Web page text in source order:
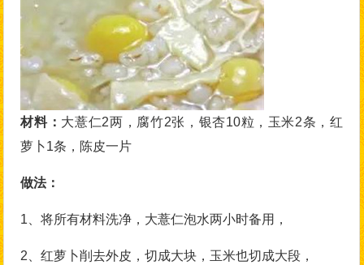
材料： 大薏仁2两，腐竹2张，银杏10粒，玉米2条，红
萝卜1条，陈皮一片
做法：
1、将所有材料洗净，大薏仁泡水两小时备用，
2、红萝卜削去外皮，切成大块，玉米也切成大段，